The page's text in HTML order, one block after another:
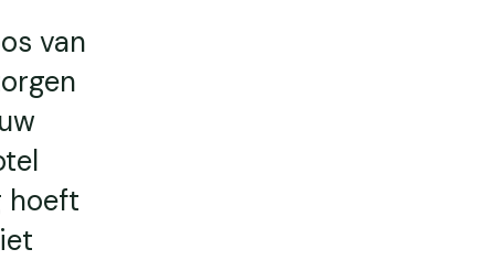
van
hoeft